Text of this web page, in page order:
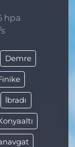
hpa
Demre
İbradı